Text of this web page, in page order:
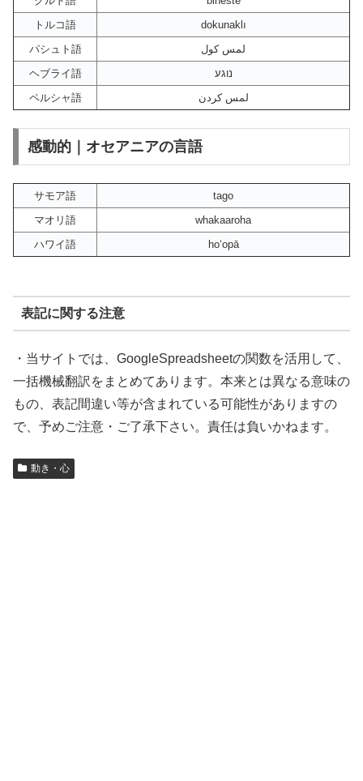
トルコ語
dokunaklı
パシュト語
لمس کول
ヘブライ語
נוגע
ペルシャ語
لمس کردن
感動的｜オセアニアの言語
サモア語
tago
マオリ語
whakaaroha
ハワイ語
hoʻopā
表記に関する注意
・当サイトでは、GoogleSpreadsheetの関数を活用して、
一括機械翻訳をまとめてあります。本来とは異なる意味の
もの、表記間違い等が含まれている可能性がありますの
で、予めご注意・ご了承下さい。責任は負いかねます。
動き・心